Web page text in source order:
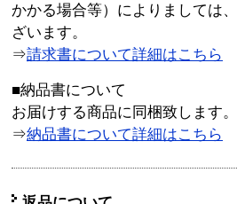
かかる場合等）によりましては
ざいます。
⇒請求書について詳細はこちら
■納品書について
お届けする商品に同梱致します。
⇒納品書について詳細はこちら